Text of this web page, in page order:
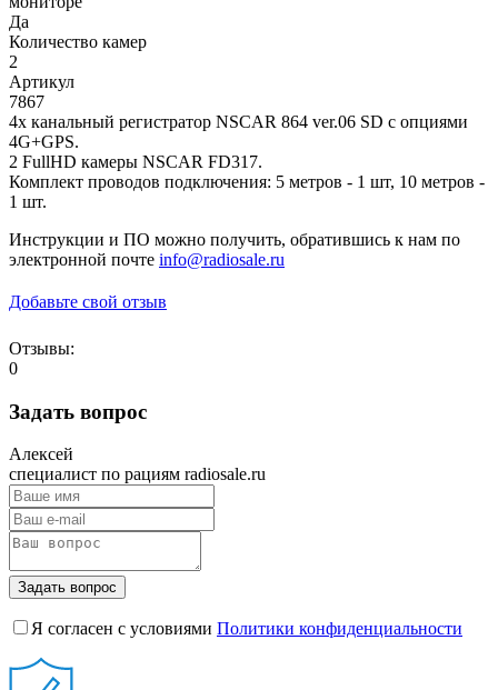
Да
Количество камер
2
Артикул
7867
4х канальный регистратор NSCAR 864 ver.06 SD с опциями
4G+GPS.
2 FullHD камеры NSCAR FD317.
Комплект проводов подключения: 5 метров - 1 шт, 10 метров -
1 шт.
Инструкции и ПО можно получить, обратившись к нам по
электронной почте info@radiosale.ru
Добавьте свой отзыв
Отзывы:
0
Задать вопрос
Алексей
специалист по рациям radiosale.ru
Задать вопрос
Я согласен с условиями Политики конфиденциальности